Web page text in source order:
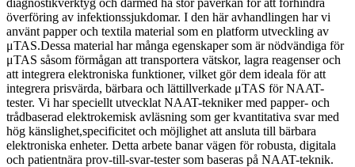
överföring av infektionssjukdomar. I den här avhandlingen har vi
använt papper och textila material som en platform utveckling av
μTAS.Dessa material har många egenskaper som är nödvändiga för
μTAS såsom förmågan att transportera vätskor, lagra reagenser och
att integrera elektroniska funktioner, vilket gör dem ideala för att
integrera prisvärda, bärbara och lättillverkade μTAS för NAAT-
tester. Vi har speciellt utvecklat NAAT-tekniker med papper- och
trådbaserad elektrokemisk avläsning som ger kvantitativa svar med
hög känslighet,specificitet och möjlighet att ansluta till bärbara
elektroniska enheter. Detta arbete banar vägen för robusta, digitala
och patientnära prov-till-svar-tester som baseras på NAAT-teknik.